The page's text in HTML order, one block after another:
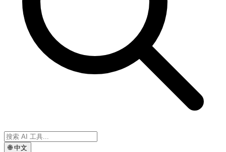
🌐中文